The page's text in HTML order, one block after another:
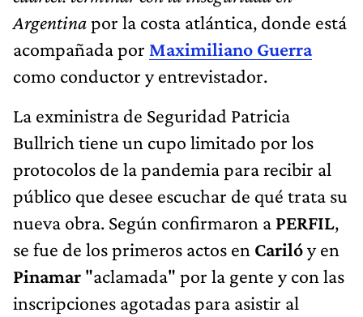
Argentinapor la costa atlántica, donde está
acompañada por Maximiliano Guerra
como conductor y entrevistador.
La exministra de Seguridad Patricia
Bullrich tiene un cupo limitado por los
protocolos de la pandemia para recibir al
público que desee escuchar de qué trata su
nueva obra. Según confirmaron a PERFIL,
se fue de los primeros actos en Carilóy en
Pinamar "aclamada" por la gente y con las
inscripciones agotadas para asistir al